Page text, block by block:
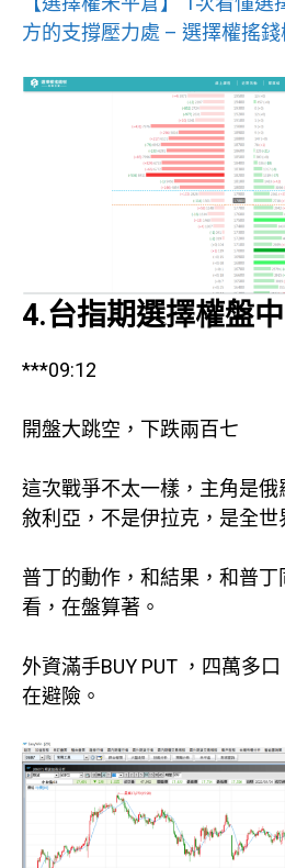
方的支撐壓力處 – 選擇權搖
4.台指期選擇權盤
***09:12
開盤大跳空，下跌兩百七
這次戰爭不太一樣，主角是
敘利亞，不是伊拉克，是全世
普丁的動作，和結果，和普
看，在盤算著。
外資滿手BUY PUT ，四萬多
在避險。